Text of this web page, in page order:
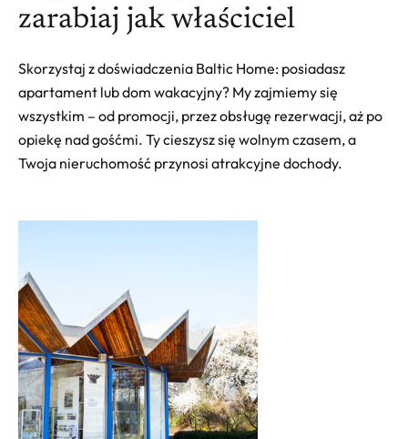
zarabiaj jak właściciel
Skorzystaj z doświadczenia Baltic Home: posiadasz
apartament lub dom wakacyjny? My zajmiemy się
wszystkim – od promocji, przez obsługę rezerwacji, aż po
opiekę nad gośćmi. Ty cieszysz się wolnym czasem, a
Twoja nieruchomość przynosi atrakcyjne dochody.